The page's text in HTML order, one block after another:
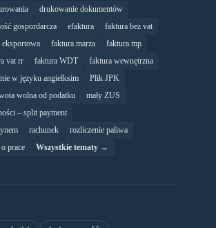
drukowanie dokumentów
gospordarcza efaktura
faktura bez vat
eksportowa faktura marza
faktura mp
vat rr faktura WDT
faktura wewnętrzna
w języku angielksim
Plik JPK
wolna od podatku
mały ZUS
– split payment
rachunek
rozliczenie paliwa
prace Wszystkie tematy →